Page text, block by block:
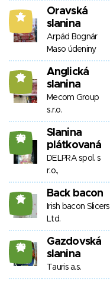
5
Oravská
slanina
Arpád Bognár
Maso údeniny
14
Anglická
slanina
Mecom Group
s.r.o.
28
Slanina
plátkovaná
DELPRA spol. s
r.o.,
15 Back bacon
Irish bacon Slicers
Ltd.
28
Gazdovská
slanina
Tauris a.s.